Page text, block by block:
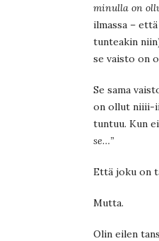
minulla on
ilmassa – että
tunteakin
se vaisto on
Se sama
on ollut niiii-
tuntuu. Kun
se…”
Että joku on
Mutta.
Olin eilen